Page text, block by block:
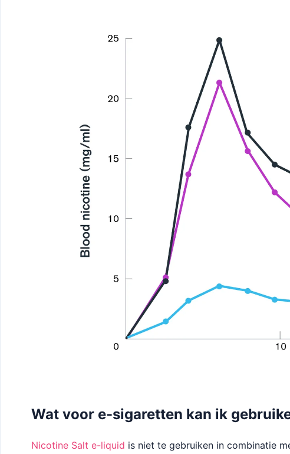
Wat voor e-sigaretten kan ik
Nicotine Salt e-liquid is niet te gebruiken in combinatie